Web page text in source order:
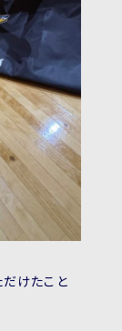
けたこと